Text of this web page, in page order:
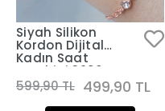
Siyah Silikon
Kordon Dijital
Kadın Saat
Kombini 3290
599,90 TL 499,90 TL